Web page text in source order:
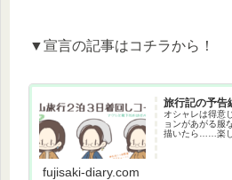
▼宣言の記事はコチラから！
旅行記の予告
オシャレは得意
ョンがあがる服
描いたら……楽し
fujisaki-diary.com